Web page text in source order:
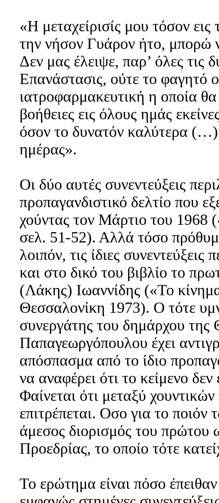
«Η μεταχείρισίς μου τόσον
την νήσον Γυάρον ήτο, μπορώ
Δεν μας έλειψε, παρ’ όλες τις
Επανάστασις, ούτε το φαγητό
ιατροφαρμακευτική η οποία
βοήθειες εις όλους ημάς
όσον το δυνατόν καλύτερα (…)
ημέρας».
Οι δύο αυτές συνεντεύξεις
προπαγανδιστικό δελτίο που
χούντας τον Μάρτιο του 1968
σελ. 51-52). Αλλά τόσο
λοιπόν, τις ίδιες
και στο δικό του βιβλίο το
(Λάκης) Ιωαννίδης («Το
Θεσσαλονίκη 1973). Ο τότε
συνεργάτης του δημάρχου
Παπαγεωργόπουλου έχει
απόσπασμα από το ίδιο
να αναφέρει ότι το κείμενο
Φαίνεται ότι μεταξύ
επιτρέπεται. Οσο για το
άμεσος διορισμός του πρώτου
Προεδρίας, το οποίο τότε
Το ερώτημα είναι πόσο